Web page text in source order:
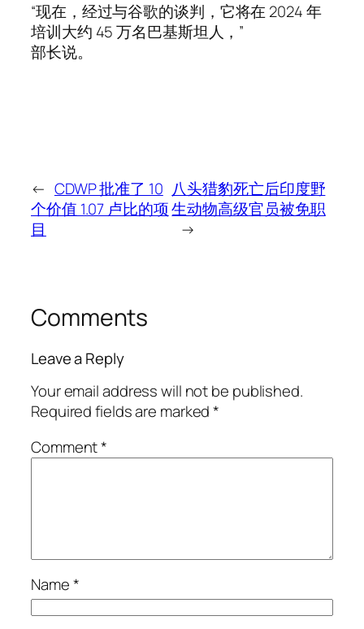
“现在，经过与谷歌的谈判，它将在 2024 年
培训大约 45 万名巴基斯坦人，”
部长说。
← CDWP 批准了 10
个价值 1.07 卢比的项
目
八头猎豹死亡后印度野
生动物高级官员被免职
→
Comments
Leave a Reply
Your email address will not be published.
Required fields are marked*
Comment*
Name*